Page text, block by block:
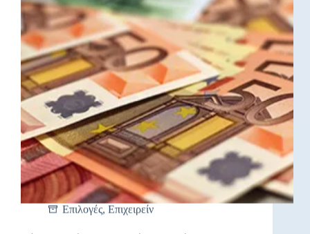
Επιλογές Επιχειρείν